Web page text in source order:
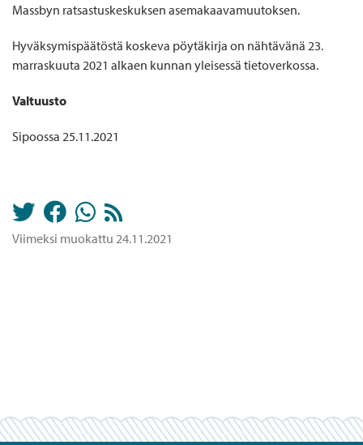
Massbyn ratsastuskeskuksen asemakaavamuutoksen.
Hyväksymispäätöstä koskeva pöytäkirja on nähtävänä 23.
marraskuuta 2021 alkaen kunnan yleisessä tietoverkossa.
Valtuusto
Sipoossa 25.11.2021
Viimeksi muokattu 24.11.2021